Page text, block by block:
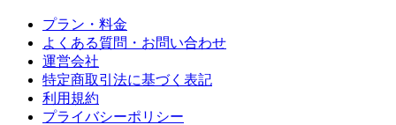
プラン・料金
よくある質問・お問い合わせ
運営会社
特定商取引法に基づく表記
利用規約
プライバシーポリシー